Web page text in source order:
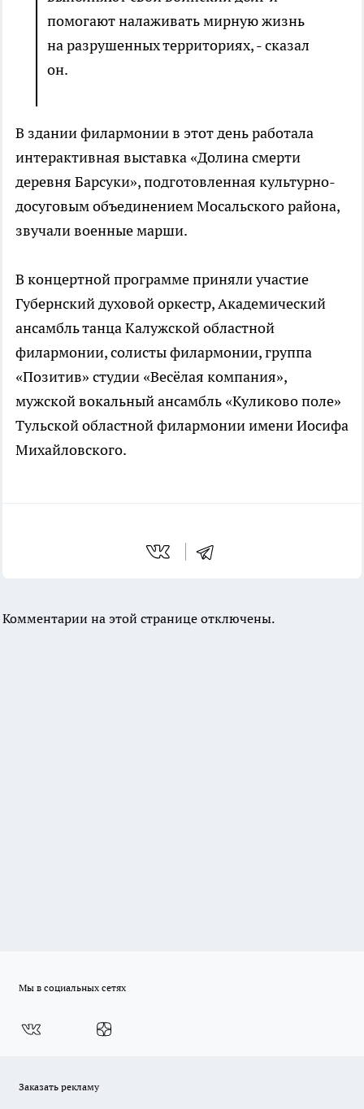
помогают налаживать мирную жизнь
на разрушенных территориях, - сказал
он.
В здании филармонии в этот день работала
интерактивная выставка «Долина смерти
деревня Барсуки», подготовленная культурно-
досуговым объединением Мосальского района,
звучали военные марши.
В концертной программе приняли участие
Губернский духовой оркестр, Академический
ансамбль танца Калужской областной
филармонии, солисты филармонии, группа
«Позитив» студии «Весёлая компания»,
мужской вокальный ансамбль «Куликово поле»
Тульской областной филармонии имени Иосифа
Михайловского.
Комментарии на этой странице отключены.
Мы в социальных сетях
Заказать рекламу